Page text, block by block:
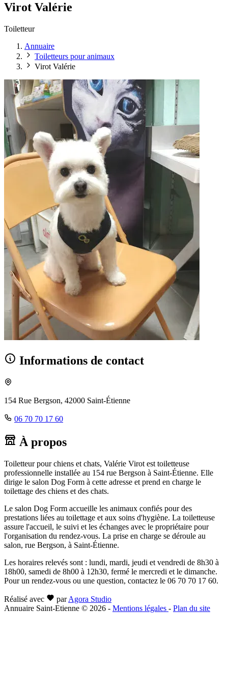
Virot Valérie
Toiletteur
Annuaire
Toiletteurs pour animaux
Virot Valérie
Informations de contact
154 Rue Bergson, 42000 Saint-Étienne
06 70 70 17 60
À propos
Toiletteur pour chiens et chats, Valérie Virot est toiletteuse
professionnelle installée au 154 rue Bergson à Saint-Étienne. Elle
dirige le salon Dog Form à cette adresse et prend en charge le
toilettage des chiens et des chats.
Le salon Dog Form accueille les animaux confiés pour des
prestations liées au toilettage et aux soins d'hygiène. La toiletteuse
assure l'accueil, le suivi et les échanges avec le propriétaire pour
l'organisation du rendez-vous. La prise en charge se déroule au
salon, rue Bergson, à Saint-Étienne.
Les horaires relevés sont : lundi, mardi, jeudi et vendredi de 8h30 à
18h00, samedi de 8h00 à 12h30, fermé le mercredi et le dimanche.
Pour un rendez-vous ou une question, contactez le 06 70 70 17 60.
Réalisé avec par Agora Studio
Annuaire Saint-Etienne © 2026 - Mentions légales - Plan du site